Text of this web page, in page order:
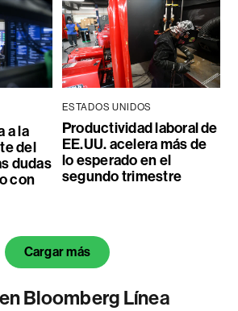
a la
del
dudas
con
ESTADOS UNIDOS
Productividad laboral de
EE.UU. acelera más de
lo esperado en el
segundo trimestre
Cargar más
Bloomberg Línea